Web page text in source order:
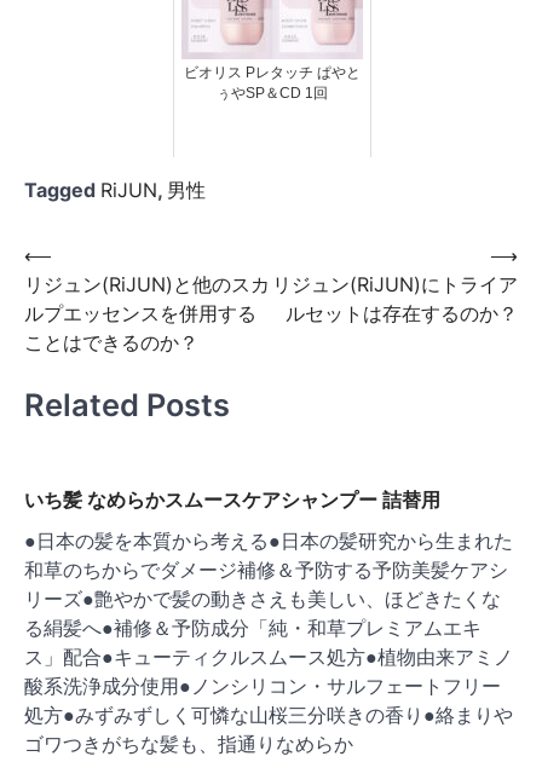
ビオリス Pレタッチ ぱやと
ぅやSP＆CD 1回
Tagged RiJUN, 男性
投
稿
ナ
ゲ
ン
⟵
リジュン(RiJUN)と他のスカ
ルプエッセンスを併用する
ことはできるのか？
リジュン(RiJUN)にトライア
ルセットは存在するのか？
⟶
Related Posts
いち髪 なめらかスムースケアシャンプー 詰替用
●日本の髪を本質から考える●日本の髪研究から生まれた
和草のちからでダメージ補修＆予防する予防美髪ケアシ
リーズ●艶やかで髪の動きさえも美しい、ほどきたくな
る絹髪へ●補修＆予防成分「純・和草プレミアムエキ
ス」配合●キューティクルスムース処方●植物由来アミノ
酸系洗浄成分使用●ノンシリコン・サルフェートフリー
処方●みずみずしく可憐な山桜三分咲きの香り●絡まりや
ゴワつきがちな髪も、指通りなめらか